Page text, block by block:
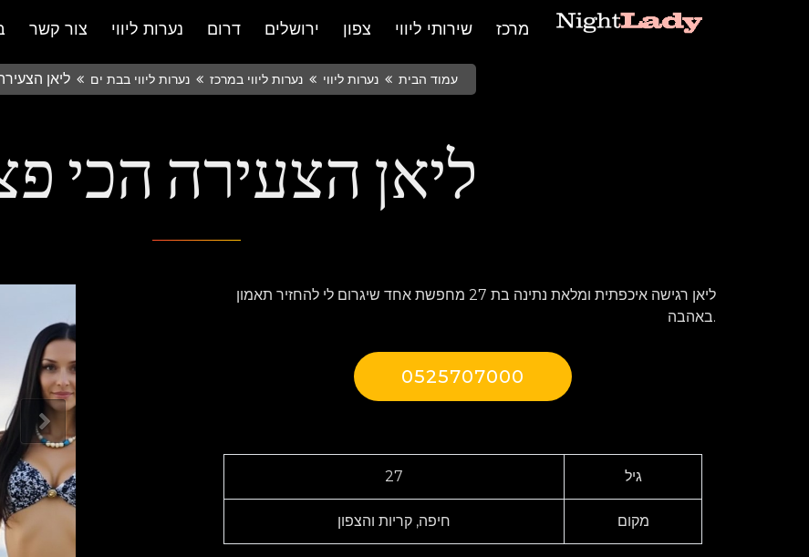
צור קשר נערות ליווי דרום ירושלים צפון שירותי ליווי מרכז
עמוד הבית נערות ליווי נערות ליווי במרכז נערות ליווי בבת ים ליאן
ליאן הצעירה הכי
ליאן רגישה איכפתית ומלאת נתינה בת 27 מחפשת אחד שיגרום לי להחזיר תאמון
באהבה.
0525707000
27 גיל
חיפה, קריות והצפון מקום